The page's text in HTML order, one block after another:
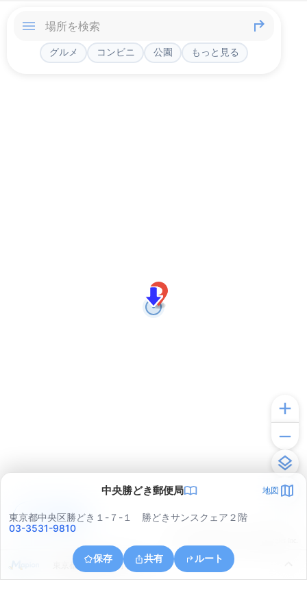
グルメ コンビニ 公園 もっと見る
中央勝どき郵便局 地図
東京都中央区勝どき１-７-１ 勝どきサンスクェア２階
03-3531-9810
保存 共有 ルート
東京都港区芝浦１丁目１
アプリで見る